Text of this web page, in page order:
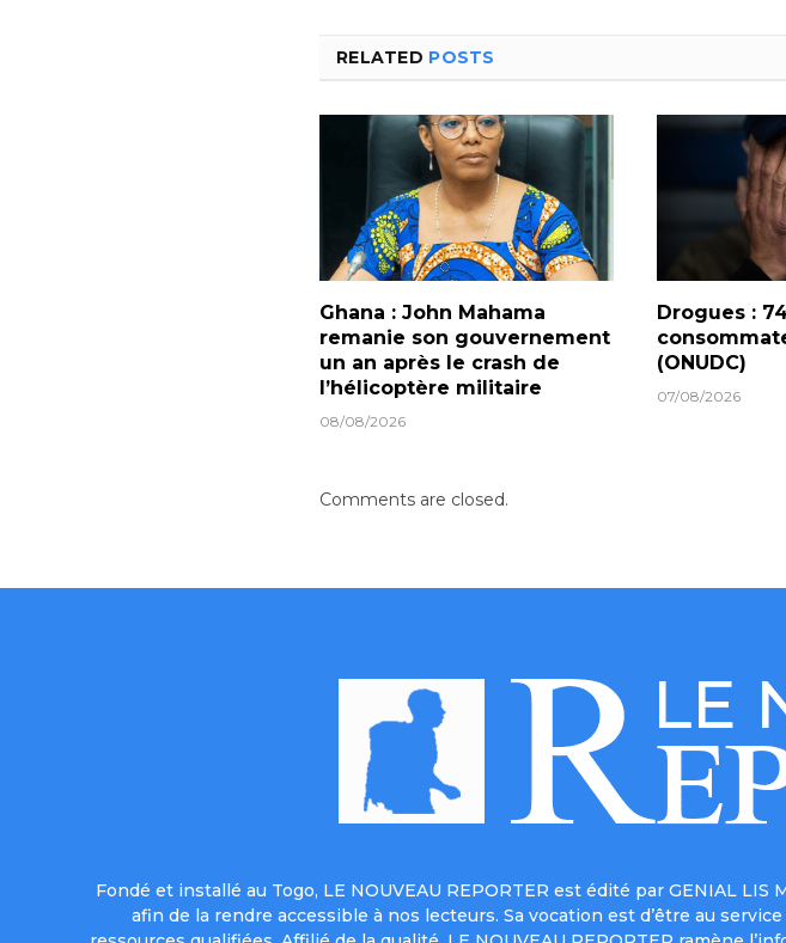
RELATED POSTS
Ghana : John Mahama
remanie son gouvernement
un an après le crash de
l’hélicoptère militaire
08/08/2026
Drogues :
(ONUDC)
07/08/2026
Comments are closed.
Fondé et installé au Togo, LE NOUVEAU REPORTER est édité par GENIAL
afin de la rendre accessible à nos lecteurs. Sa vocation est d’être au